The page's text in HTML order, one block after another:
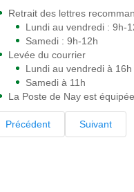
Retrait des lettres
Lundi au vendredi : 9h-
Samedi : 9h-12h
Levée du courrier
Lundi au vendredi à 16h
Samedi à 11h
La Poste de Nay est
Précédent Suivant